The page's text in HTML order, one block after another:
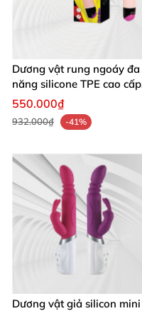
Dương vật rung ngoáy đa
năng silicone TPE cao cấp
kích thích điểm G âm đạo
550.000₫
932.000₫ -41%
Dương vật giả silicon mini